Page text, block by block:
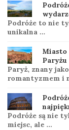
Podróże to nie
unikalna …
Miasto
Paryżu
Paryż, znany
romantyzmem i
Podróże są nie
miejsc, ale …